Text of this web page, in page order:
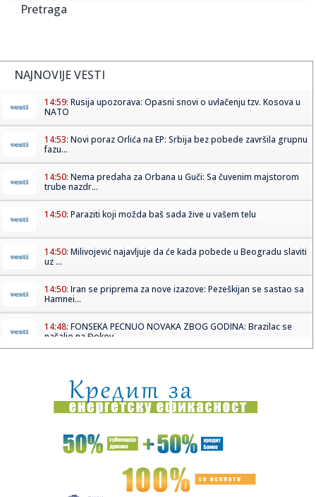
Pretraga
NAJNOVIJE VESTI
14:59: Rusija upozorava: Opasni snovi o uvlačenju tzv. Kosova u
NATO
14:53: Novi poraz Orlića na EP: Srbija bez pobede završila grupnu
fazu...
14:50: Nema predaha za Orbana u Guči: Sa čuvenim majstorom
trube nazdr...
14:50: Paraziti koji možda baš sada žive u vašem telu
14:50: Milivojević najavljuje da će kada pobede u Beogradu slaviti
uz ...
14:50: Iran se priprema za nove izazove: Pezeškijan se sastao sa
Hamnei...
14:48: FONSEKA PECNUO NOVAKA ZBOG GODINA: Brazilac se
našalio na Đokov...
14:46:Bez struje i bez vode u Beogradu, 10. avgust 2026.
14:46:VIDEO: Ugrožene drevne sudanske piramide Meroe
Igraće sa Partizanom: Poznata ekipa dolazi u Beograd!